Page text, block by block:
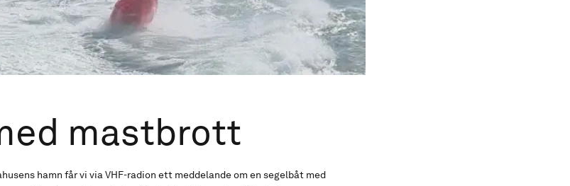
mastbrott
hamn får vi via VHF-radion ett meddelande om en segelbåt med